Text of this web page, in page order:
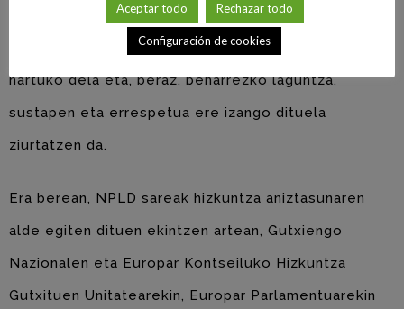
bestetik, Europan hitz egiten den edozein hizkuntza,
duen maila edozein izanda ere, guztion baliotzat
hartuko dela eta, beraz, beharrezko laguntza,
sustapen eta errespetua ere izango dituela
ziurtatzen da.
Era berean, NPLD sareak hizkuntza aniztasunaren
alde egiten dituen ekintzen artean, Gutxiengo
Nazionalen eta Europar Kontseiluko Hizkuntza
Gutxituen Unitatearekin, Europar Parlamentuarekin
Aceptar todo Rechazar todo
Configuración de cookies